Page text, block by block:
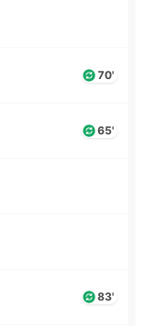
70'
65'
83'